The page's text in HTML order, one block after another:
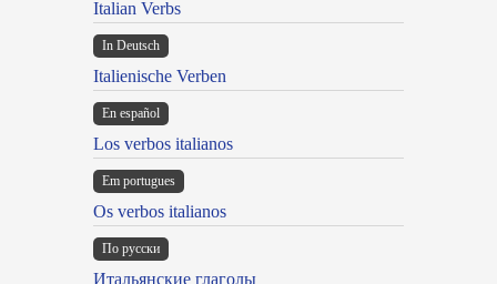
Italian Verbs
In Deutsch
Italienische Verben
En español
Los verbos italianos
Em portugues
Os verbos italianos
По русски
Итальянские глаголы